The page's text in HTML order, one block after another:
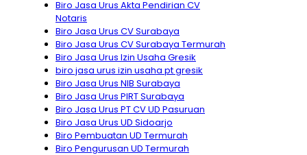
Biro Jasa Urus Akta Pendirian CV
Notaris
Biro Jasa Urus CV Surabaya
Biro Jasa Urus CV Surabaya Termurah
Biro Jasa Urus Izin Usaha Gresik
biro jasa urus izin usaha pt gresik
Biro Jasa Urus NIB Surabaya
Biro Jasa Urus PIRT Surabaya
Biro Jasa Urus PT CV UD Pasuruan
Biro Jasa Urus UD Sidoarjo
Biro Pembuatan UD Termurah
Biro Pengurusan UD Termurah